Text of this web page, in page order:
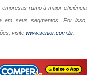
rumo à maior eficiência
em seus segmentos. Por isso,
visite www.senior.com.br.